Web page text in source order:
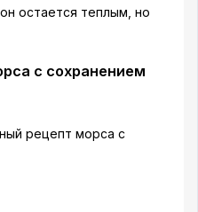
остается теплым, но
с сохранением
рецепт морса с